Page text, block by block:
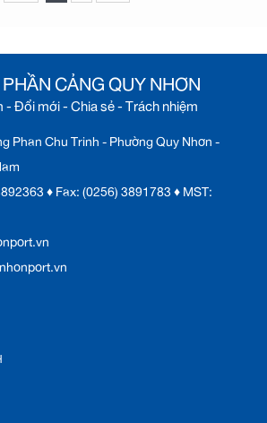
CẢNG QUY NHƠN
- Đổi mới - Chia sẻ - Trách nhiệm
Phan Chu Trinh - Phường Quy Nhơn -
♦ Fax: (0256) 3891783 ♦ MST: